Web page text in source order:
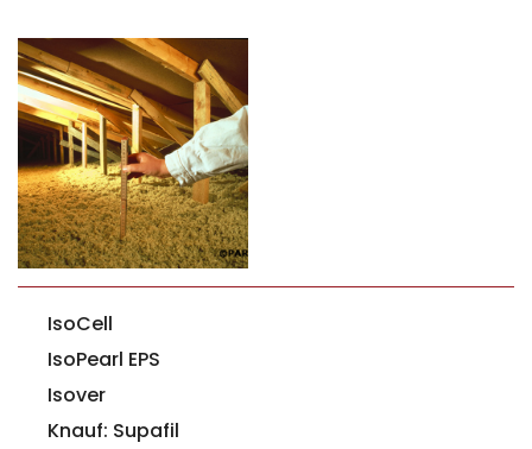
Primær
navigation
IsoCell
IsoPearl EPS
Isover
Knauf: Supafil